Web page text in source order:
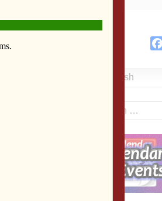
Resources/Links
reconoció
es la
English